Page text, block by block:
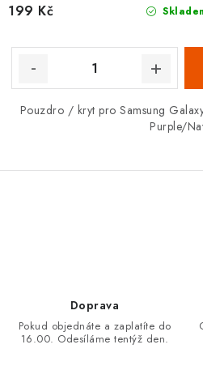
199 Kč
Pouzdro / kryt pro Samsung
Purple/
Doprava
Pokud objednáte a zaplatíte do
16.00. Odesíláme tentýž den.